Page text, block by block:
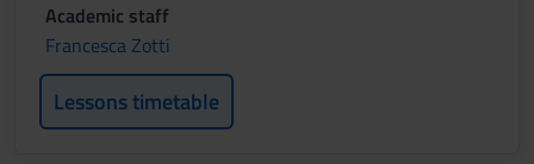
Academic staff
Francesca Zotti
Lessons timetable